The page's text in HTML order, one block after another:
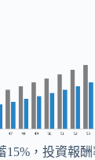
15%，投資報